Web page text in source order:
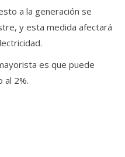
a la generación se
y esta medida afectará
es que puede
al 2%.